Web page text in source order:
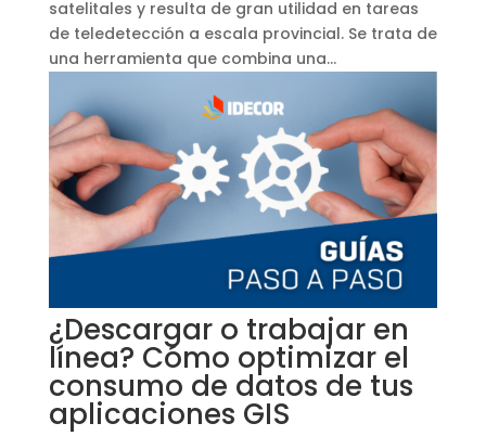
satelitales y resulta de gran utilidad en tareas
de teledetección a escala provincial. Se trata de
una herramienta que combina una...
¿Descargar o trabajar en
línea? Cómo optimizar el
consumo de datos de tus
aplicaciones GIS